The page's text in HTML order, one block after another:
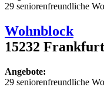
29 seniorenfreundliche
Wohnblock
15232
Angebote:
29 seniorenfreundliche